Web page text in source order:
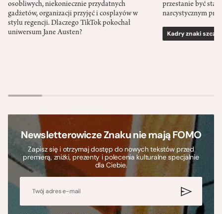
osobliwych, niekoniecznie przydatnych
gadżetów, organizacji przyjęć i cosplayów w
stylu regencji. Dlaczego TikTok pokochał
uniwersum Jane Austen?
przestanie być
narcystycznym
Kadry znaki
Newsletterowicze Znaku nie mają FOMO
Zapisz się i otrzymaj dostęp do nowych tekstów przed
premierą, zniżki, prezenty i polecenia kulturalne specjalnie
dla Ciebie.